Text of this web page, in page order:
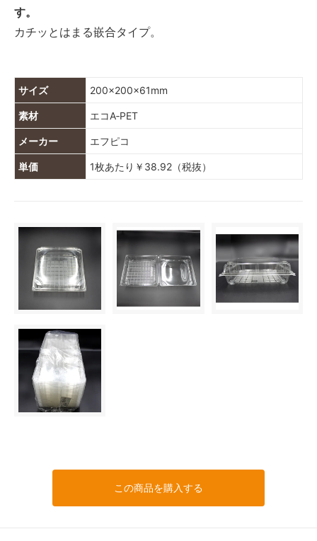
す。
カチッとはまる嵌合タイプ。
サイズ 200×200×61mm
素材 エコA‐PET
メーカー エフピコ
単価 1枚あたり￥38.92（税抜）
この商品を購入する